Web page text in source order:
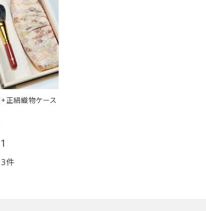
ョン・その他
贈り物（限定セット）
正絹織物ケース
1
件